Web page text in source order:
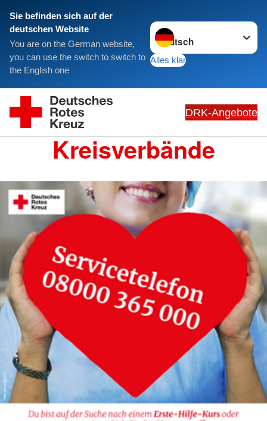
Sie befinden sich auf der
deutschen Website
You are on the German website,
you can use the switch to switch to
the English one
Sprache wechseln zu
Alles klar
DRK-Angebote
Kreisverbände